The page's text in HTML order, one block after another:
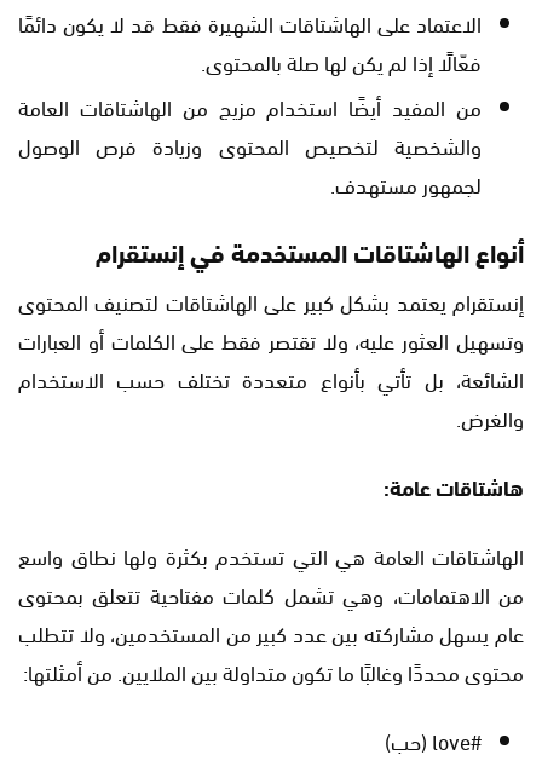
الاعتماد على الهاشتاقات الشهيرة فقط قد لا يكون دائمًا
فعّالًا إذا لم يكن لها صلة بالمحتوى.
من المفيد أيضًا استخدام مزيج من الهاشتاقات العامة
والشخصية لتخصيص المحتوى وزيادة فرص الوصول
لجمهور مستهدف.
أنواع الهاشتاقات المستخدمة في إنستقرام
إنستقرام يعتمد بشكل كبير على الهاشتاقات لتصنيف المحتوى
وتسهيل العثور عليه، ولا تقتصر فقط على الكلمات أو العبارات
الشائعة، بل تأتي بأنواع متعددة تختلف حسب الاستخدام
والغرض.
هاشتاقات عامة:
الهاشتاقات العامة هي التي تستخدم بكثرة ولها نطاق واسع
من الاهتمامات، وهي تشمل كلمات مفتاحية تتعلق بمحتوى
عام يسهل مشاركته بين عدد كبير من المستخدمين، ولا تتطلب
محتوى محددًا وغالبًا ما تكون متداولة بين الملايين. من أمثلتها:
#love (حب)